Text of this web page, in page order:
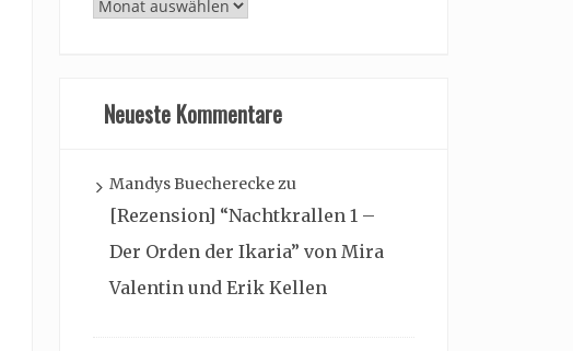
Archiv
Neueste Kommentare
Mandys Buechereckezu
[Rezension] “Nachtkrallen 1 –
Der Orden der Ikaria” von Mira
Valentin und Erik Kellen